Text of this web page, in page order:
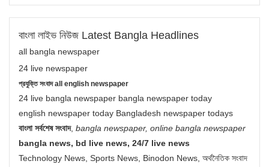
বাংলা লাইভ নিউজ Latest Bangla Headlines
all bangla newspaper
24 live newspaper
প্রযুক্তি সংবাদ all english newspaper
24 live bangla newspaper bangla newspaper today
english newspaper today Bangladesh newspaper todays
বাংলা সর্বশেষ সংবাদ, bangla newspaper, online bangla newspaper
bangla news, bd live news, 24/7 live news
Technology News, Sports News, Binodon News, অর্থনৈতিক সংবাদ